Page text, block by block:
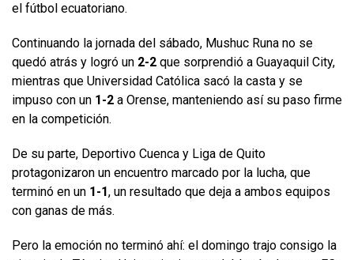
el fútbol ecuatoriano.
Continuando la jornada del sábado, Mushuc Runa no se
quedó atrás y logró un 2-2 que sorprendió a Guayaquil City,
mientras que Universidad Católica sacó la casta y se
impuso con un 1-2 a Orense, manteniendo así su paso firme
en la competición.
De su parte, Deportivo Cuenca y Liga de Quito
protagonizaron un encuentro marcado por la lucha, que
terminó en un 1-1, un resultado que deja a ambos equipos
con ganas de más.
Pero la emoción no terminó ahí: el domingo trajo consigo la